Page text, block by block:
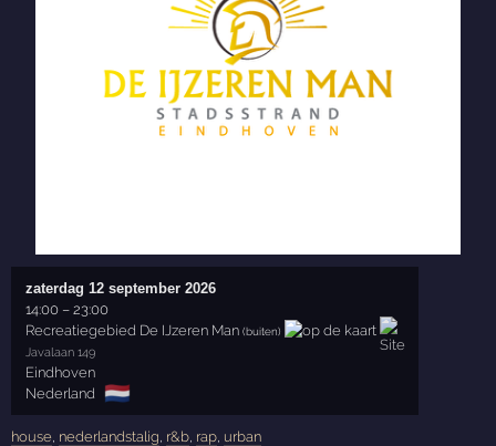
zaterdag 12 september 2026
14:00 –23:00
Recreatiegebied De IJzeren Man (buiten)
Javalaan 149
Eindhoven
Nederland
🇳🇱
house nederlandstalig r&b rap urban